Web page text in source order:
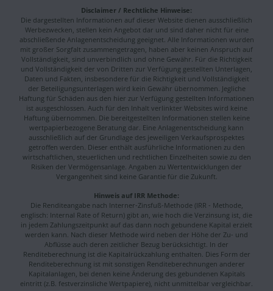
Disclaimer / Rechtliche Hinweise:
Die dargestellten Informationen auf dieser Website dienen ausschließlich
Werbezwecken, stellen kein Angebot dar und sind daher nicht für eine
abschließende Anlagenentscheidung geeignet. Alle Informationen wurden
mit großer Sorgfalt zusammengetragen, haben aber keinen Anspruch auf
Vollständigkeit, sind unverbindlich und ohne Gewähr. Für die Richtigkeit
und Vollständigkeit der von Dritten zur Verfügung gestellten Unterlagen,
Daten und Fakten, insbesondere für die Richtigkeit und Vollständigkeit
der Beteiligungsunterlagen wird kein Gewähr übernommen. Jegliche
Haftung für Schäden aus den hier zur Verfügung gestellten Informationen
ist ausgeschlossen. Auch für den Inhalt verlinkter Websites wird keine
Haftung übernommen. Die bereitgestellten Informationen stellen keine
wertpapierbezogene Beratung dar. Eine Anlagenentscheidung kann
ausschließlich auf der Grundlage des jeweiligen Verkaufsprospektes
getroffen werden. Dieser enthält ausführliche Informationen zu den
wirtschaftlichen, steuerlichen und rechtlichen Einzelheiten sowie zu den
Risiken der Vermögensanlage. Angaben zu Wertentwicklungen der
Vergangenheit sind keine Garantie für die Zukunft.
Hinweis auf IRR Methode:
Die Renditeangabe nach Interner-Zinsfuß-Methode (IRR - Methode,
englisch: Internal Rate of Return) gibt an, wie hoch die Verzinsung ist, die
in jedem Zahlungszeitpunkt auf das dann noch gebundene Kapital erzielt
werden kann. Nach dieser Methode wird neben der Höhe der Zu- und
Abflüsse auch deren zeitlicher Bezug berücksichtigt. In der
Renditeberechnung ist die Kapitalrückzahlung enthalten. Dies Form der
Renditeberechnung ist mit sonstigen Renditeberechnungen anderer
Kapitalanlagen, bei denen keine Änderung des gebundenen Kapitals
eintritt (z.B. festverzinsliche Wertpapiere), nicht unmittelbar vergleichbar.